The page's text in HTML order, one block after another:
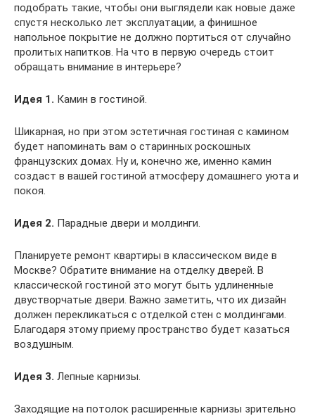
подобрать такие, чтобы они выглядели как новые даже
спустя несколько лет эксплуатации, а финишное
напольное покрытие не должно портиться от случайно
пролитых напитков. На что в первую очередь стоит
обращать внимание в интерьере?
Идея 1. Камин в гостиной.
Шикарная, но при этом эстетичная гостиная с камином
будет напоминать вам о старинных роскошных
французских домах. Ну и, конечно же, именно камин
создаст в вашей гостиной атмосферу домашнего уюта и
покоя.
Идея 2. Парадные двери и молдинги.
Планируете ремонт квартиры в классическом виде в
Москве? Обратите внимание на отделку дверей. В
классической гостиной это могут быть удлиненные
двустворчатые двери. Важно заметить, что их дизайн
должен перекликаться с отделкой стен с молдингами.
Благодаря этому приему пространство будет казаться
воздушным.
Идея 3. Лепные карнизы.
Заходящие на потолок расширенные карнизы зрительно